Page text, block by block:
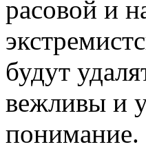
расовой и
будут
вежливы и
понимание.